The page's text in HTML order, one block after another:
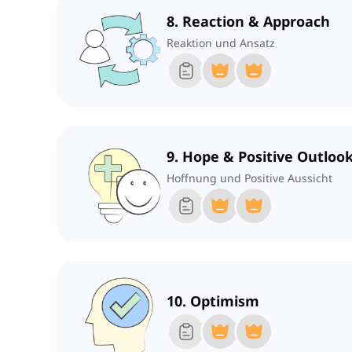
8. Reaction & Approach
Reaktion und Ansatz
9. Hope & Positive
Hoffnung und Positive Aussicht
10. Optimism